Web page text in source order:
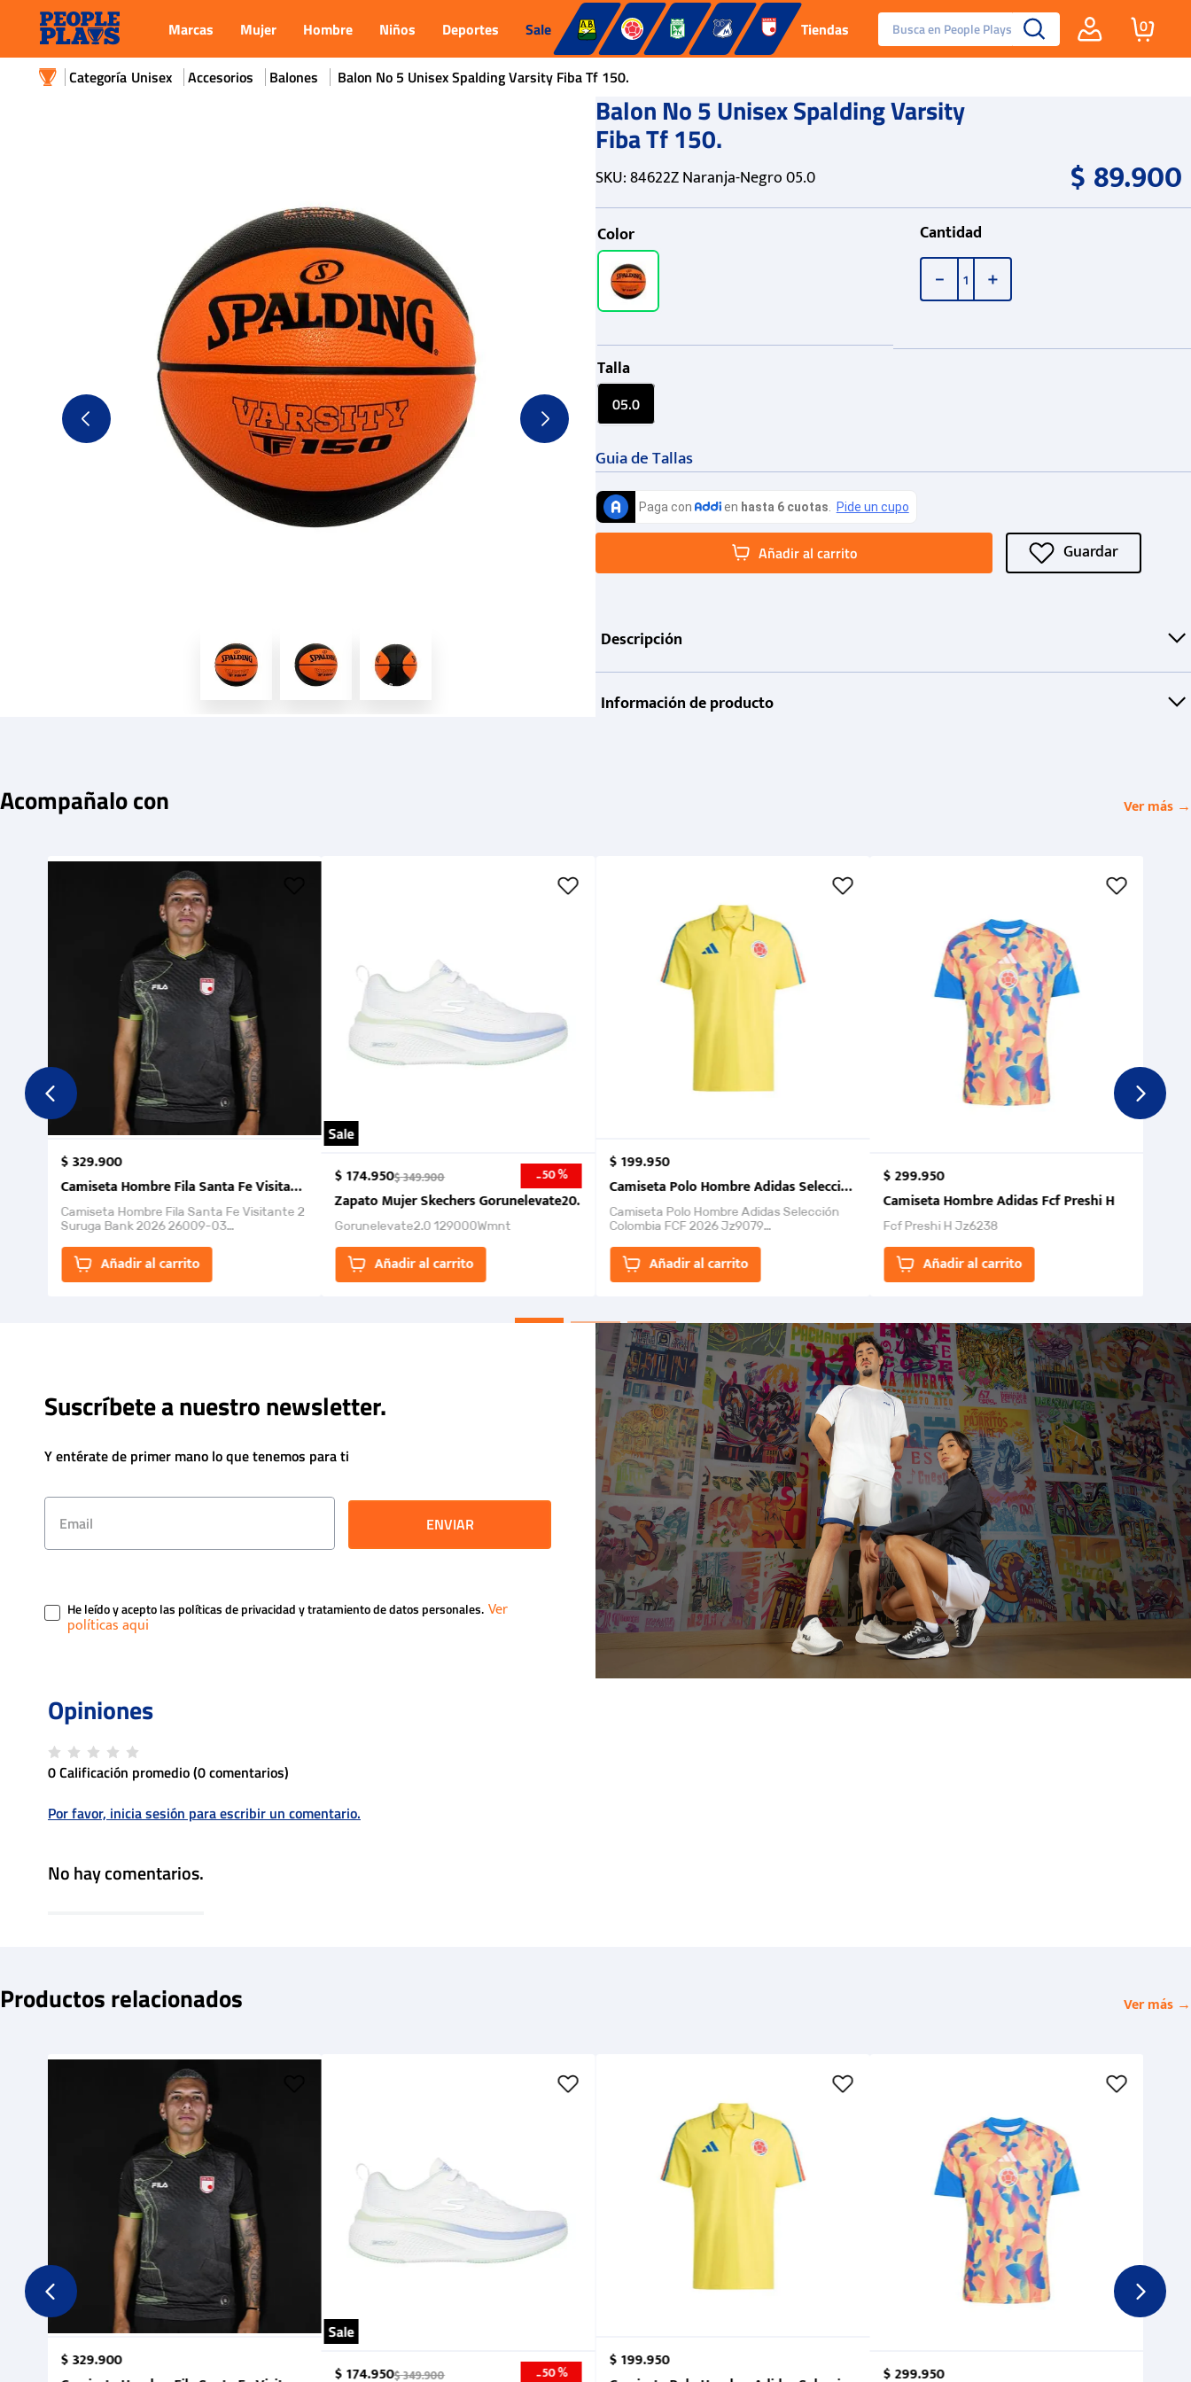
Marcas Mujer Hombre Niños Deportes Sale Tiendas Busca en People Plays
Reebok Fashion
0
Unisex Accesorios Balones Balon No 5 Unisex Spalding Varsity Fiba Tf 150.
Balon No 5 Unisex Spalding Varsity
Fiba Tf 150.
SKU:84622Z Naranja-Negro 05.0 $89.900
Color
Talla
05.0
Guia de Tallas
Cantidad
＋
－
Añadir al carrito
Descripción
Información de producto
Acompañalo con Ver más →
$329.900
Camiseta Hombre Fila Santa Fe Visitante 2 Suruga Bank 2026
Camiseta Hombre Fila Santa Fe Visitante 2
Suruga Bank 2026 26009-03
la Et...
Añadir al carrito
Sale
$174.950$349.900 -50 %
Zapato Mujer Skechers Gorunelevate20.
Gorunelevate2.0 129000Wmnt
Añadir al carrito
$199.950
Camiseta Polo Hombre Adidas Selección Colombia FCF 2026.
Camiseta Polo Hombre Adidas Selección
Colombia FCF 2026 Jz9079
un estilo de...Añadir al carrito
$299.950
Camiseta Hombre Adidas Fcf Preshi H
Fcf Preshi H Jz6238
Añadir al carrito
Suscríbete a nuestro newsletter.
Y entérate de primer mano lo que tenemos para ti
ENVIAR
He leído y acepto las políticas de privacidad y tratamiento de datos personales.
0 Calificación promedio(0 comentarios)
Por favor, inicia sesión para escribir un comentario.
No hay comentarios.
Productos relacionados Ver más →
$329.900
Sale
$174.950$349.900 -50 %
$199.950
$299.950